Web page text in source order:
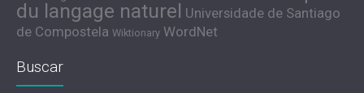
du langage naturel Universidade de Santiago
de Compostela Wiktionary WordNet
Buscar